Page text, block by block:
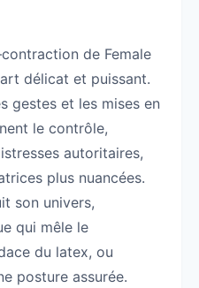
de Female
délicat et puissant.
gestes et les mises en
le contrôle,
autoritaires,
plus nuancées.
son univers,
qui mêle le
du latex, ou
posture assurée.